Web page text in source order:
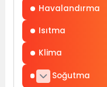
Havalandırma
Isıtma
Klima
Soğutma